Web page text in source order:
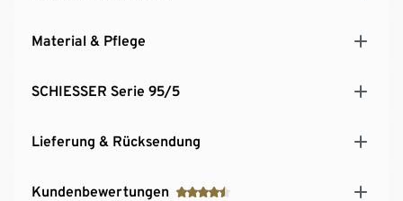
Material & Pflege
SCHIESSER Serie 95/5
Lieferung & Rücksendung
Kundenbewertungen